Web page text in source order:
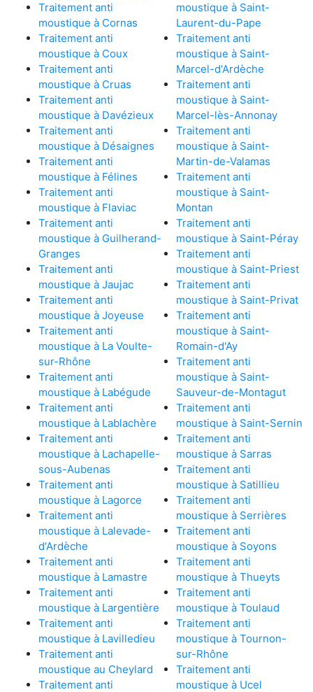
Traitement anti
moustique à Cornas
Traitement anti
moustique à Coux
Traitement anti
moustique à Cruas
Traitement anti
moustique à Davézieux
Traitement anti
moustique à Désaignes
Traitement anti
moustique à Félines
Traitement anti
moustique à Flaviac
Traitement anti
moustique à Guilherand-
Granges
Traitement anti
moustique à Jaujac
Traitement anti
moustique à Joyeuse
Traitement anti
moustique à La Voulte-
sur-Rhône
Traitement anti
moustique à Labégude
Traitement anti
moustique à Lablachère
Traitement anti
moustique à Lachapelle-
sous-Aubenas
Traitement anti
moustique à Lagorce
Traitement anti
moustique à Lalevade-
d'Ardèche
Traitement anti
moustique à Lamastre
Traitement anti
moustique à Largentière
Traitement anti
moustique à Lavilledieu
Traitement anti
moustique au Cheylard
Traitement anti
moustique à Saint-
Laurent-du-Pape
Traitement anti
moustique à Saint-
Marcel-d'Ardèche
Traitement anti
moustique à Saint-
Marcel-lès-Annonay
Traitement anti
moustique à Saint-
Martin-de-Valamas
Traitement anti
moustique à Saint-
Montan
Traitement anti
moustique à Saint-Péray
Traitement anti
moustique à Saint-Priest
Traitement anti
moustique à Saint-Privat
Traitement anti
moustique à Saint-
Romain-d'Ay
Traitement anti
moustique à Saint-
Sauveur-de-Montagut
Traitement anti
moustique à Saint-Sernin
Traitement anti
moustique à Sarras
Traitement anti
moustique à Satillieu
Traitement anti
moustique à Serrières
Traitement anti
moustique à Soyons
Traitement anti
moustique à Thueyts
Traitement anti
moustique à Toulaud
Traitement anti
moustique à Tournon-
sur-Rhône
Traitement anti
moustique à Ucel